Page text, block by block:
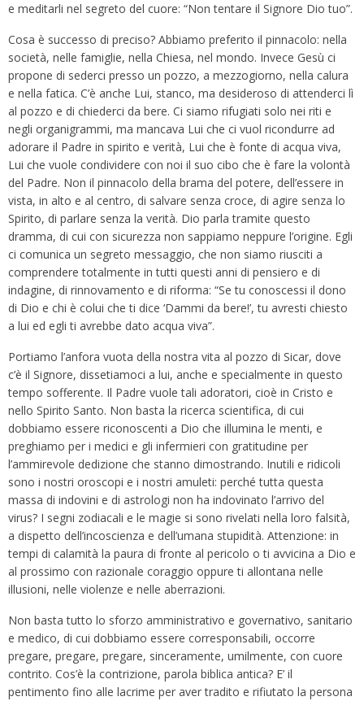
e meditarli nel segreto del cuore: “Non tentare il Signore Dio tuo”.
Cosa è successo di preciso? Abbiamo preferito il pinnacolo: nella
società, nelle famiglie, nella Chiesa, nel mondo. Invece Gesù ci
propone di sederci presso un pozzo, a mezzogiorno, nella calura
e nella fatica. C’è anche Lui, stanco, ma desideroso di attenderci lì
al pozzo e di chiederci da bere. Ci siamo rifugiati solo nei riti e
negli organigrammi, ma mancava Lui che ci vuol ricondurre ad
adorare il Padre in spirito e verità, Lui che è fonte di acqua viva,
Lui che vuole condividere con noi il suo cibo che è fare la volontà
del Padre. Non il pinnacolo della brama del potere, dell’essere in
vista, in alto e al centro, di salvare senza croce, di agire senza lo
Spirito, di parlare senza la verità. Dio parla tramite questo
dramma, di cui con sicurezza non sappiamo neppure l’origine. Egli
ci comunica un segreto messaggio, che non siamo riusciti a
comprendere totalmente in tutti questi anni di pensiero e di
indagine, di rinnovamento e di riforma: “Se tu conoscessi il dono
di Dio e chi è colui che ti dice ‘Dammi da bere!’, tu avresti chiesto
a lui ed egli ti avrebbe dato acqua viva”.
Portiamo l’anfora vuota della nostra vita al pozzo di Sicar, dove
c’è il Signore, dissetiamoci a lui, anche e specialmente in questo
tempo sofferente. Il Padre vuole tali adoratori, cioè in Cristo e
nello Spirito Santo. Non basta la ricerca scientifica, di cui
dobbiamo essere riconoscenti a Dio che illumina le menti, e
preghiamo per i medici e gli infermieri con gratitudine per
l’ammirevole dedizione che stanno dimostrando. Inutili e ridicoli
sono i nostri oroscopi e i nostri amuleti: perché tutta questa
massa di indovini e di astrologi non ha indovinato l’arrivo del
virus? I segni zodiacali e le magie si sono rivelati nella loro falsità,
a dispetto dell’incoscienza e dell’umana stupidità. Attenzione: in
tempi di calamità la paura di fronte al pericolo o ti avvicina a Dio e
al prossimo con razionale coraggio oppure ti allontana nelle
illusioni, nelle violenze e nelle aberrazioni.
Non basta tutto lo sforzo amministrativo e governativo, sanitario
e medico, di cui dobbiamo essere corresponsabili, occorre
pregare, pregare, pregare, sinceramente, umilmente, con cuore
contrito. Cos’è la contrizione, parola biblica antica? E’ il
pentimento fino alle lacrime per aver tradito e rifiutato la persona